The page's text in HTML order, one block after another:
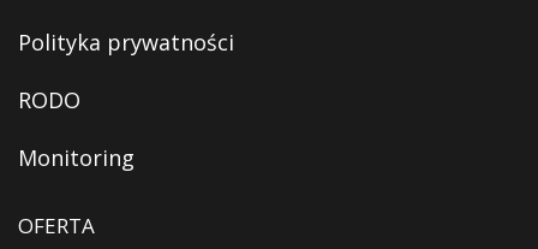
Polityka prywatności
RODO
Monitoring
OFERTA